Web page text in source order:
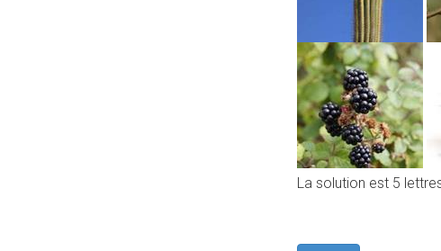
La solution est 5